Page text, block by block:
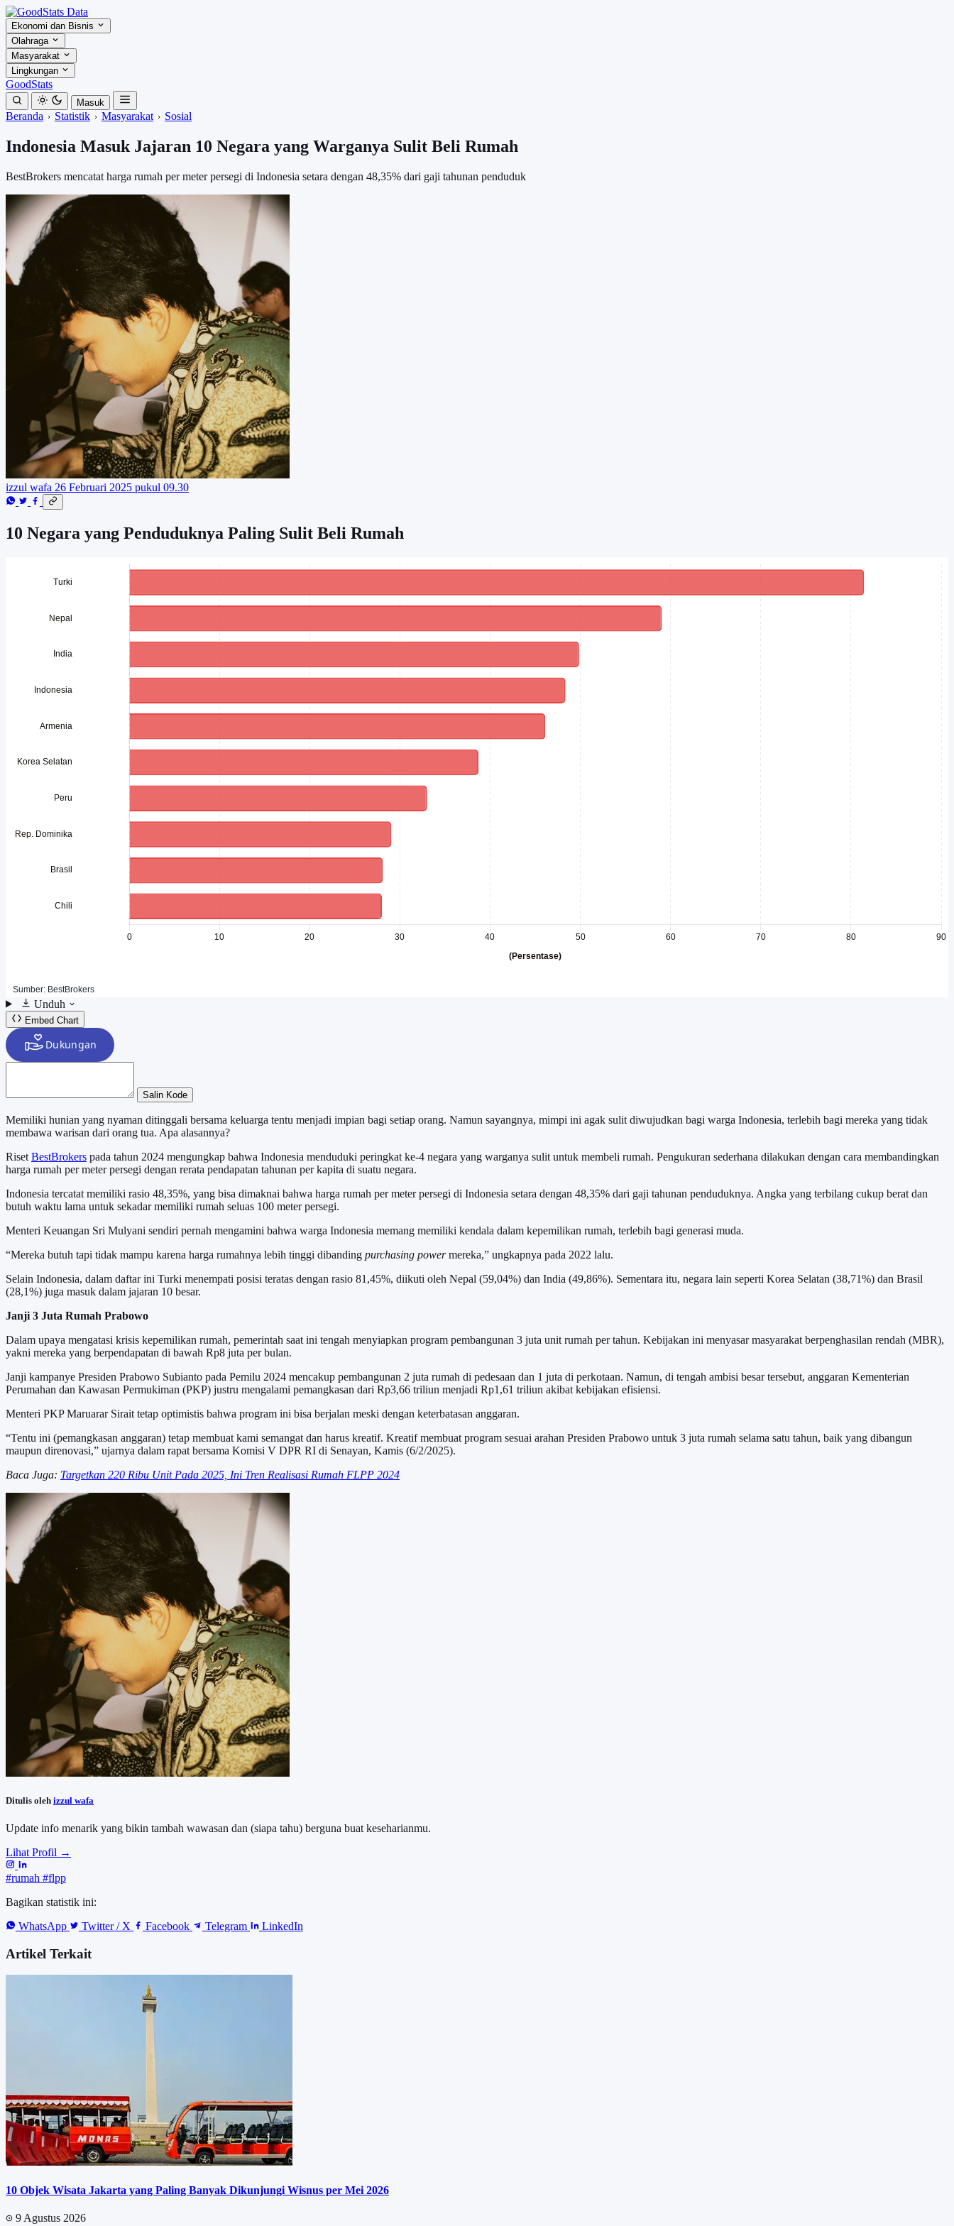
Ekonomi dan Bisnis
Olahraga
Masyarakat
Lingkungan
GoodStats
Masuk
Beranda Statistik Masyarakat Sosial
Indonesia Masuk Jajaran 10 Negara yang Warganya Sulit Beli Rumah
BestBrokers mencatat harga rumah per meter persegi di Indonesia setara dengan 48,35% dari gaji tahunan penduduk
izzul wafa 26 Februari 2025 pukul 09.30
10 Negara yang Penduduknya Paling Sulit Beli Rumah
Unduh
Embed Chart
Salin Kode
Memiliki hunian yang nyaman ditinggali bersama keluarga tentu menjadi impian bagi setiap orang. Namun sayangnya, mimpi ini agak sulit diwujudkan bagi warga Indonesia, terlebih bagi mereka yang tidak
membawa warisan dari orang tua. Apa alasannya?
Riset BestBrokers pada tahun 2024 mengungkap bahwa Indonesia menduduki peringkat ke-4 negara yang warganya sulit untuk membeli rumah. Pengukuran sederhana dilakukan dengan cara membandingkan
harga rumah per meter persegi dengan rerata pendapatan tahunan per kapita di suatu negara.
Indonesia tercatat memiliki rasio 48,35%, yang bisa dimaknai bahwa harga rumah per meter persegi di Indonesia setara dengan 48,35% dari gaji tahunan penduduknya. Angka yang terbilang cukup berat dan
butuh waktu lama untuk sekadar memiliki rumah seluas 100 meter persegi.
Menteri Keuangan Sri Mulyani sendiri pernah mengamini bahwa warga Indonesia memang memiliki kendala dalam kepemilikan rumah, terlebih bagi generasi muda.
“Mereka butuh tapi tidak mampu karena harga rumahnya lebih tinggi dibanding purchasing powermereka,” ungkapnya pada 2022 lalu.
Selain Indonesia, dalam daftar ini Turki menempati posisi teratas dengan rasio 81,45%, diikuti oleh Nepal (59,04%) dan India (49,86%). Sementara itu, negara lain seperti Korea Selatan (38,71%) dan Brasil
(28,1%) juga masuk dalam jajaran 10 besar.
Janji 3 Juta Rumah Prabowo
Dalam upaya mengatasi krisis kepemilikan rumah, pemerintah saat ini tengah menyiapkan program pembangunan 3 juta unit rumah per tahun. Kebijakan ini menyasar masyarakat berpenghasilan rendah (MBR),
yakni mereka yang berpendapatan di bawah Rp8 juta per bulan.
Janji kampanye Presiden Prabowo Subianto pada Pemilu 2024 mencakup pembangunan 2 juta rumah di pedesaan dan 1 juta di perkotaan. Namun, di tengah ambisi besar tersebut, anggaran Kementerian
Perumahan dan Kawasan Permukiman (PKP) justru mengalami pemangkasan dari Rp3,66 triliun menjadi Rp1,61 triliun akibat kebijakan efisiensi.
Menteri PKP Maruarar Sirait tetap optimistis bahwa program ini bisa berjalan meski dengan keterbatasan anggaran.
“Tentu ini (pemangkasan anggaran) tetap membuat kami semangat dan harus kreatif. Kreatif membuat program sesuai arahan Presiden Prabowo untuk 3 juta rumah selama satu tahun, baik yang dibangun
maupun direnovasi,” ujarnya dalam rapat bersama Komisi V DPR RI di Senayan, Kamis (6/2/2025).
Baca Juga: Targetkan 220 Ribu Unit Pada 2025, Ini Tren Realisasi Rumah FLPP 2024
Ditulis oleh izzul wafa
Update info menarik yang bikin tambah wawasan dan (siapa tahu) berguna buat keseharianmu.
Lihat Profil →
#rumah #flpp
Bagikan statistik ini:
WhatsApp
Twitter / X Facebook Telegram LinkedIn
Artikel Terkait
10 Objek Wisata Jakarta yang Paling Banyak Dikunjungi Wisnus per Mei 2026
9 Agustus 2026